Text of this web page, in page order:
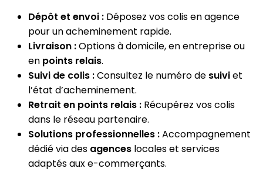
Dépôt et envoi : Déposez vos colis en agence
pour un acheminement rapide.
Livraison :Options à domicile, en entreprise ou
en points relais.
Suivi de colis :Consultez le numéro de suiviet
l’état d’acheminement.
Retrait en points relais : Récupérez vos colis
dans le réseau partenaire.
Solutions professionnelles :Accompagnement
dédié via des agences locales et services
adaptés aux e-commerçants.